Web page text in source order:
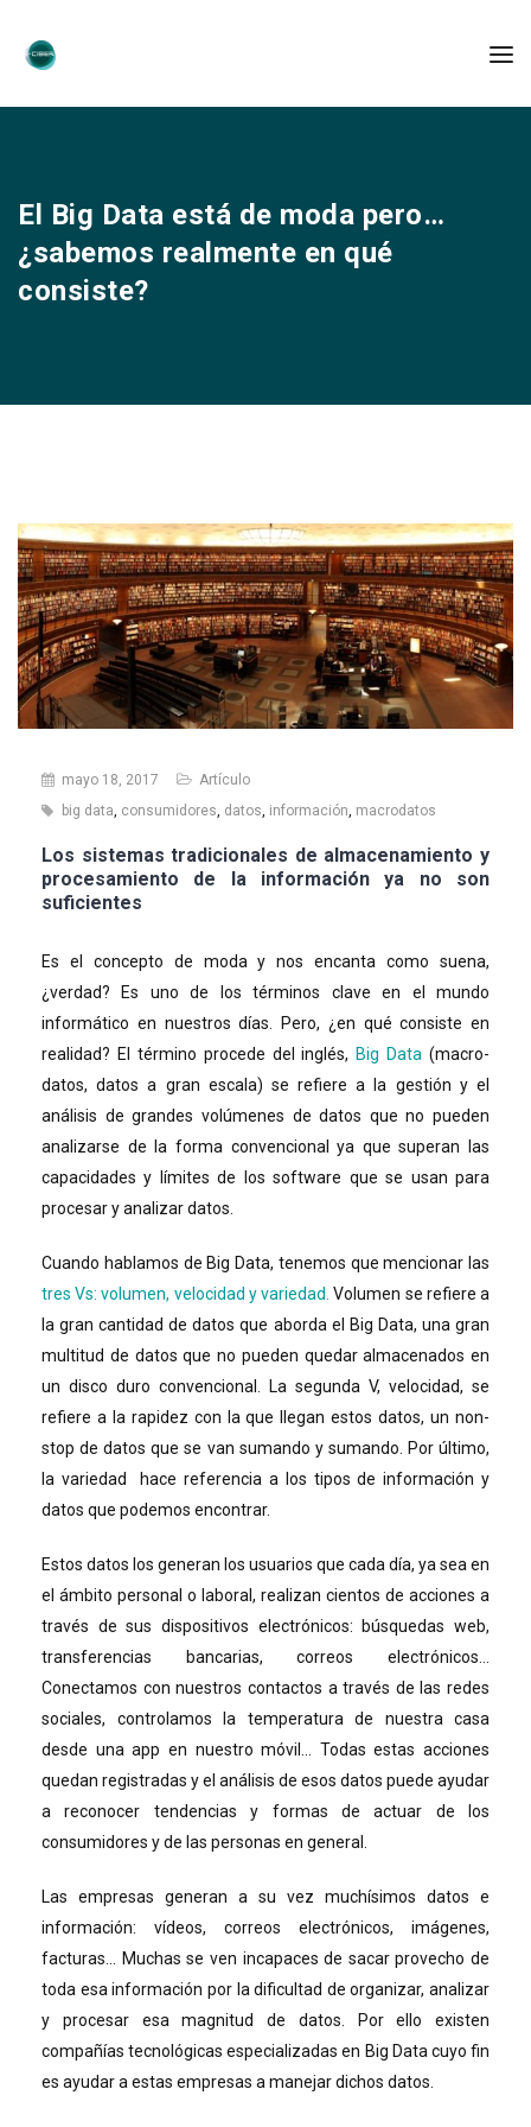
El Big Data está de moda pero…
¿sabemos realmente en qué
consiste?
mayo 18, 2017
Artículo
big data consumidores datos información macrodatos
Los sistemas tradicionales de almacenamiento y
procesamiento de la información ya no son
suficientes
Es el concepto de moda y nos encanta como suena,
¿verdad? Es uno de los términos clave en el mundo
informático en nuestros días. Pero, ¿en qué consiste en
realidad? El término procede del inglés, Big Data (macro-
datos, datos a gran escala) se refiere a la gestión y el
análisis de grandes volúmenes de datos que no pueden
analizarse de la forma convencional ya que superan las
capacidades y límites de los software que se usan para
procesar y analizar datos.
Cuando hablamos de Big Data, tenemos que mencionar las
tres Vs: volumen, velocidad y variedad. Volumen se refiere a
la gran cantidad de datos que aborda el Big Data, una gran
multitud de datos que no pueden quedar almacenados en
un disco duro convencional. La segunda V, velocidad, se
refiere a la rapidez con la que llegan estos datos, un non-
stop de datos que se van sumando y sumando. Por último,
la variedad hace referencia a los tipos de información y
datos que podemos encontrar.
Estos datos los generan los usuarios que cada día, ya sea en
el ámbito personal o laboral, realizan cientos de acciones a
través de sus dispositivos electrónicos: búsquedas web,
transferencias bancarias, correos electrónicos…
Conectamos con nuestros contactos a través de las redes
sociales, controlamos la temperatura de nuestra casa
desde una app en nuestro móvil… Todas estas acciones
quedan registradas y el análisis de esos datos puede ayudar
a reconocer tendencias y formas de actuar de los
consumidores y de las personas en general.
Las empresas generan a su vez muchísimos datos e
información: vídeos, correos electrónicos, imágenes,
facturas… Muchas se ven incapaces de sacar provecho de
toda esa información por la dificultad de organizar, analizar
y procesar esa magnitud de datos. Por ello existen
compañías tecnológicas especializadas en Big Data cuyo fin
es ayudar a estas empresas a manejar dichos datos.